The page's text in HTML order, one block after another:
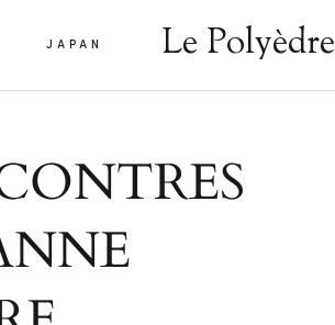
JAPAN Le Polyèdre
Le Polyèdre
vel eu